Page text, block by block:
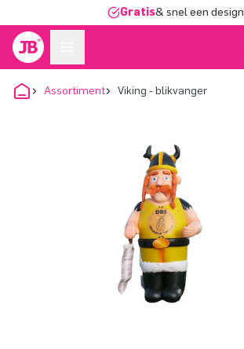
Gratis& snel een design
Assortiment Viking - blikvanger